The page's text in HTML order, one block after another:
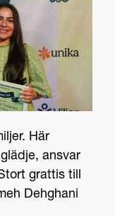
Här
ansvar
grattis till
Dehghani